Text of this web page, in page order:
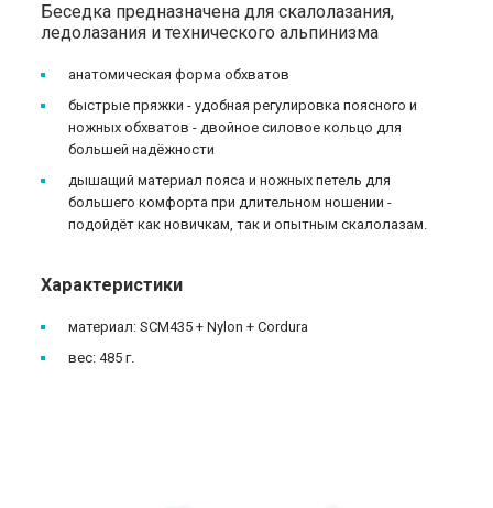
Беседка предназначена для скалолазания,
ледолазания и технического альпинизма
анатомическая форма обхватов
быстрые пряжки - удобная регулировка поясного и
ножных обхватов - двойное силовое кольцо для
большей надёжности
дышащий материал пояса и ножных петель для
большего комфорта при длительном ношении -
подойдёт как новичкам, так и опытным скалолазам.
Характеристики
материал: SCM435 + Nylon + Cordura
вес: 485 г.